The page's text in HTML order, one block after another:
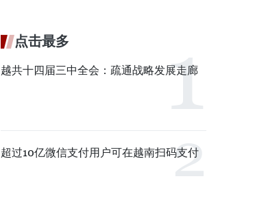
点击最多
越共十四届三中全会：疏通战略发展走廊
超过10亿微信支付用户可在越南扫码支付